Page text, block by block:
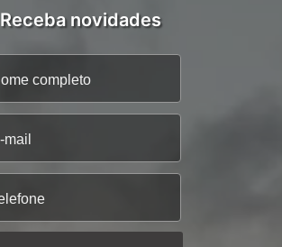
Receba novidades